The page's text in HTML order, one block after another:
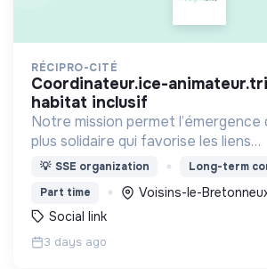
RÉCIPRO-CITÉ
coordinateur.ice-animateur.trice en
habitat inclusif
Notre mission permet l’émergence
plus solidaire qui favorise les liens
intergénérationnels pour
délitement du lien social
💡 SSE organization
Long-term
Part time
Voisins-le-
Social link
3 days ago